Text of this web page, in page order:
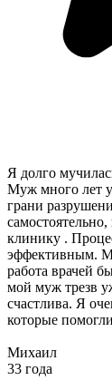
Я долго
Муж много лет
грани
клинику .
эффективным.
работа врачей
мой муж трезв
счастлива. Я
которые
Михаил
33 года